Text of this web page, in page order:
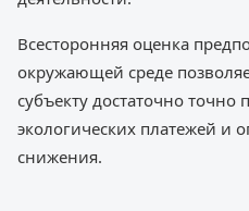
Всесторонняя оценка
окружающей среде
субъекту достаточно
экологических платежей и
снижения.